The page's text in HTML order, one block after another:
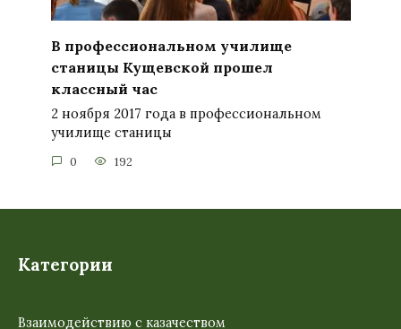
В профессиональном училище
станицы Кущевской прошел
классный час
2 ноября 2017 года в профессиональном
училище станицы
0 192
Категории
Взаимодействию с казачеством